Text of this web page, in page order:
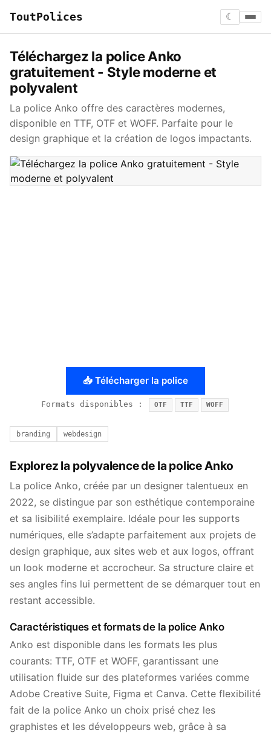
ToutPolices ☾
Téléchargez la police Anko
gratuitement - Style moderne et
polyvalent
La police Anko offre des caractères modernes,
disponible en TTF, OTF et WOFF. Parfaite pour le
design graphique et la création de logos impactants.
📥 Télécharger la police
Formats disponibles : OTF TTF WOFF
branding webdesign
Explorez la polyvalence de la police Anko
La police Anko, créée par un designer talentueux en
2022, se distingue par son esthétique contemporaine
et sa lisibilité exemplaire. Idéale pour les supports
numériques, elle s’adapte parfaitement aux projets de
design graphique, aux sites web et aux logos, offrant
un look moderne et accrocheur. Sa structure claire et
ses angles fins lui permettent de se démarquer tout en
restant accessible.
Caractéristiques et formats de la police Anko
Anko est disponible dans les formats les plus
courants: TTF, OTF et WOFF, garantissant une
utilisation fluide sur des plateformes variées comme
Adobe Creative Suite, Figma et Canva. Cette flexibilité
fait de la police Anko un choix prisé chez les
graphistes et les développeurs web, grâce à sa